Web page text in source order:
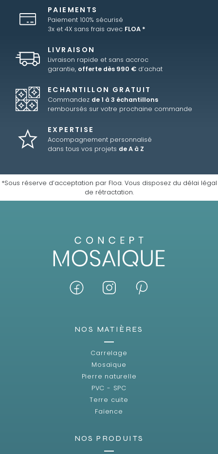
PAIEMENTS
Paiement 100% sécurisé
3x et 4X sans frais avec FLOA *
LIVRAISON
Livraison rapide et sans accroc
garantie, offerte dès 990 € d’achat
ECHANTILLON GRATUIT
Commandez de 1 à 3 échantillons
remboursés sur votre prochaine commande
EXPERTISE
Accompagnement personnalisé
dans tous vos projets de A à Z
*Sous réserve d’acceptation par Floa. Vous disposez du délai légal
de rétractation.
NOS MATIÈRES
Carrelage
Mosaïque
Pierre naturelle
PVC - SPC
Terre cuite
Faïence
NOS PRODUITS